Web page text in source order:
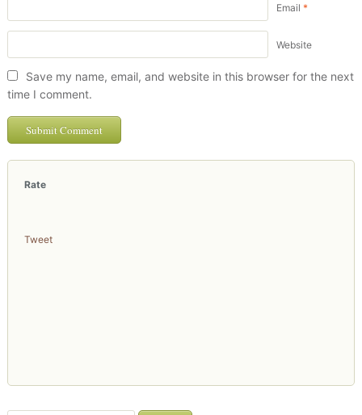
Email *
Website
Save my name, email, and website in this browser for the next
time I comment.
Rate
Tweet